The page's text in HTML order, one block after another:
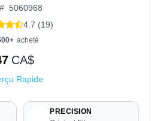
# 5060968
4.7 (19)
acheté
CA$
Rapide
PRECISION